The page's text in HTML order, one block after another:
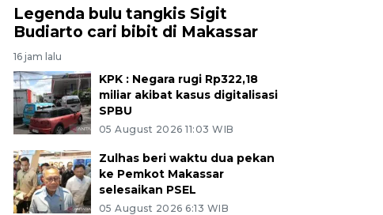
Legenda bulu tangkis Sigit
Budiarto cari bibit di Makassar
16 jam lalu
KPK : Negara rugi Rp322,18
miliar akibat kasus digitalisasi
SPBU
05 August 2026 11:03 WIB
Zulhas beri waktu dua pekan
ke Pemkot Makassar
selesaikan PSEL
05 August 2026 6:13 WIB